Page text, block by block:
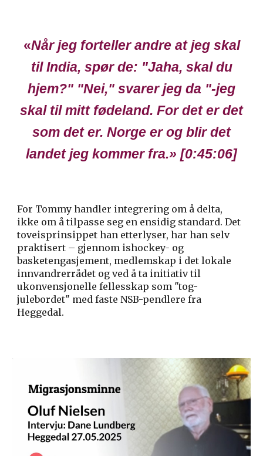
«Når jeg forteller andre at jeg skal
til India, spør de: "Jaha, skal du
hjem?" "Nei," svarer jeg da "-jeg
skal til mitt fødeland. For det erdet
som det er. Norge er og blir det
landet jeg kommer fra.» [0:45:06]
For Tommy handler integrering om å delta,
ikke om å tilpasse seg en ensidig standard. Det
toveisprinsippet han etterlyser, har han selv
praktisert – gjennom ishockey- og
basketengasjement, medlemskap i det lokale
innvandrerrådet og ved å ta initiativ til
ukonvensjonelle fellesskap som "tog-
julebordet" med faste NSB-pendlere fra
Heggedal.